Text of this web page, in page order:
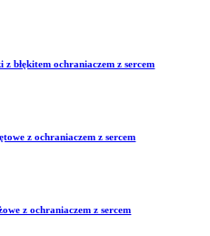
błękitem ochraniaczem z sercem
z ochraniaczem z sercem
z ochraniaczem z sercem